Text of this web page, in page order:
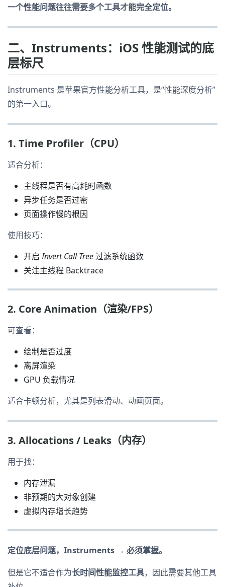
一个性能问题往往需要多个工具才能完全定位。
二、Instruments：iOS 性能测试的底
层标尺
Instruments 是苹果官方性能分析工具，是“性能深度分析”
的第一入口。
1. Time Profiler（CPU）
适合分析：
主线程是否有高耗时函数
异步任务是否过密
页面操作慢的根因
使用技巧：
开启Invert Call Tree过滤系统函数
关注主线程 Backtrace
2. Core Animation（渲染/FPS）
可查看：
绘制是否过度
离屏渲染
GPU 负载情况
适合卡顿分析，尤其是列表滑动、动画页面。
3. Allocations / Leaks（内存）
用于找：
内存泄漏
非预期的大对象创建
虚拟内存增长趋势
定位底层问题，Instruments → 必须掌握。
但是它不适合作为长时间性能监控工具，因此需要其他工具